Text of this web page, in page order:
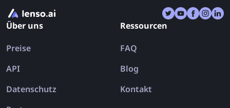
Bildersuche-Apps für iPhone und Android im Jahr
2026 erkunden.
Über uns
Preise
API
Datenschutz
Ressourcen
FAQ
Blog
Kontakt